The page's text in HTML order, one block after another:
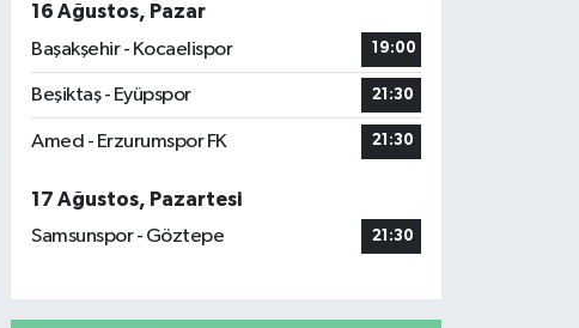
16 Ağustos, Pazar
Başakşehir - Kocaelispor
19:00
Beşiktaş - Eyüpspor 21:30
Amed - Erzurumspor FK 21:30
17 Ağustos, Pazartesi
Samsunspor - Göztepe
21:30